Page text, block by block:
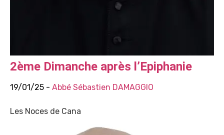
2ème Dimanche après l’Epiphanie
19/01/25 - Abbé Sébastien DAMAGGIO
Les Noces de Cana